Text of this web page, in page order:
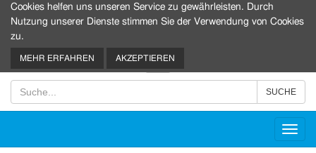
0
Cookies helfen uns unseren Service zu gewährleisten. Durch
Nutzung unserer Dienste stimmen Sie der Verwendung von Cookies
zu.
MEHR ERFAHREN AKZEPTIEREN